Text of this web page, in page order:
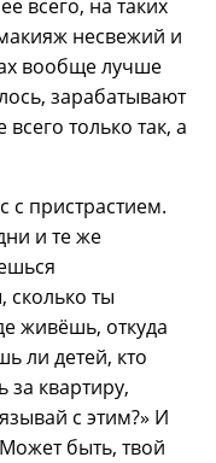
всего, на таких
несвежий и
вообще лучше
зарабатывают
только так, а
с пристрастием.
и те же
сколько ты
живёшь, откуда
ли детей, кто
за квартиру,
с этим?» И
быть, твой